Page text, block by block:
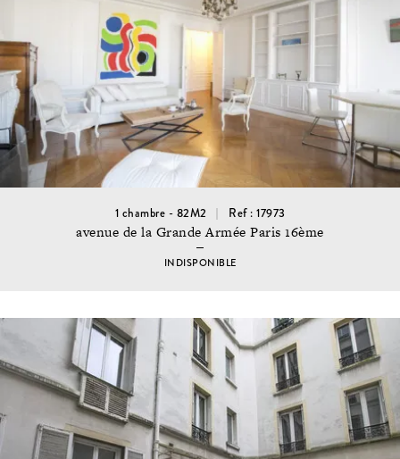
1 chambre - 82M2 Ref : 17973
avenue de la Grande Armée Paris 16ème
INDISPONIBLE